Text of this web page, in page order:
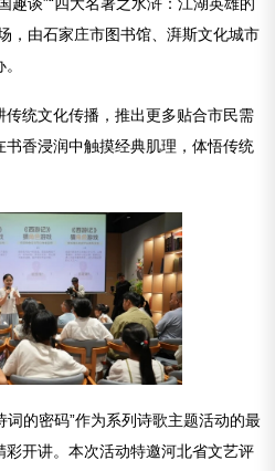
，由石家庄市图书馆、湃斯文化城市
统文化传播，推出更多贴合市民需
香浸润中触摸经典肌理，体悟传统
词的密码”作为系列诗歌主题活动的最
开讲。本次活动特邀河北省文艺评